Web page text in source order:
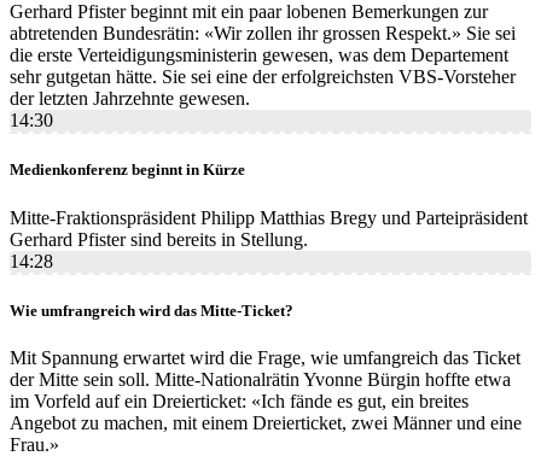
Gerhard Pfister beginnt mit ein paar lobenen Bemerkungen zur
abtretenden Bundesrätin: «Wir zollen ihr grossen Respekt.» Sie sei
die erste Verteidigungsministerin gewesen, was dem Departement
sehr gutgetan hätte. Sie sei eine der erfolgreichsten VBS-Vorsteher
der letzten Jahrzehnte gewesen.
14:30
Medienkonferenz beginnt in Kürze
Mitte-Fraktionspräsident Philipp Matthias Bregy und Parteipräsident
Gerhard Pfister sind bereits in Stellung.
14:28
Wie umfrangreich wird das Mitte-Ticket?
Mit Spannung erwartet wird die Frage, wie umfangreich das Ticket
der Mitte sein soll. Mitte-Nationalrätin Yvonne Bürgin hoffte etwa
im Vorfeld auf ein Dreierticket: «Ich fände es gut, ein breites
Angebot zu machen, mit einem Dreierticket, zwei Männer und eine
Frau.»